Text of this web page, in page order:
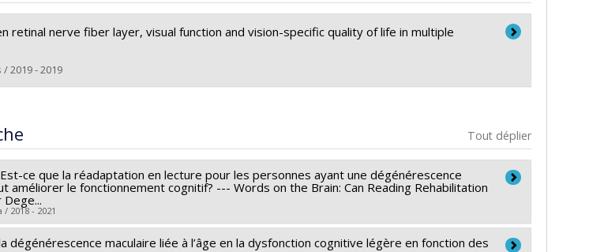
retinal nerve fiber layer, visual function and vision-specific quality of life in multiple
2019 - 2019
Tout déplier
ce que la réadaptation en lecture pour les personnes ayant une dégénérescence
améliorer le fonctionnement cognitif? --- Words on the Brain: Can Reading Rehabilitation
2018 - 2021
Wittich
dégénérescence maculaire liée à l’âge en la dysfonction cognitive légère en fonction des